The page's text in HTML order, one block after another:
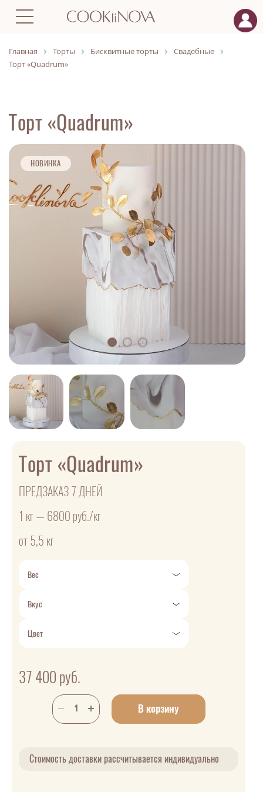
Главная Торты Бисквитные торты
Свадебные
Торт «Quadrum»
Торт «Quadrum»
НОВИНКА
Торт «Quadrum»
ПРЕДЗАКАЗ 7 ДНЕЙ
1 кг — 6800 руб./кг
от 5,5 кг
Вес
Вкус
Цвет
37 400 руб.
В корзину
Стоимость доставки рассчитывается индивидуально